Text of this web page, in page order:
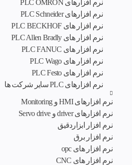
نرم افزارهای PLC OMRON
نرم افزارهای PLC Schneider
نرم افزار های PLC BECKHOF
نرم افزار های PLC Allen Bradly
نرم افزار های PLC FANUC
نرم افزار های PLC Wago
نرم افزار های PLC Festo
نرم افزارهای PLC سایر شرکت ها
نرم افزارهای HMI و Monitoring
نرم افزارهای driver و Servo drive
نرم افزار ابزاردقیق
نرم افزار برق
نرم افزار های opc
نرم افزار های CNC